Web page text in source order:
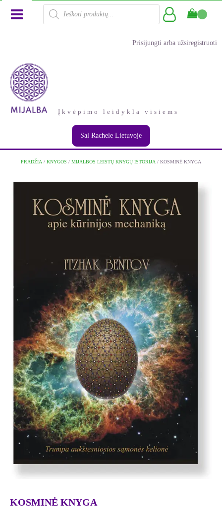
Products
search
Prisijungti arba užsiregistruoti
Įkvėpimo leidykla visiems
Sal Rachele Lietuvoje
PRADŽIA / KNYGOS / MIJALBOS LEISTŲ KNYGŲ ISTORIJA / KOSMINĖ KNYGA
KOSMINĖ KNYGA